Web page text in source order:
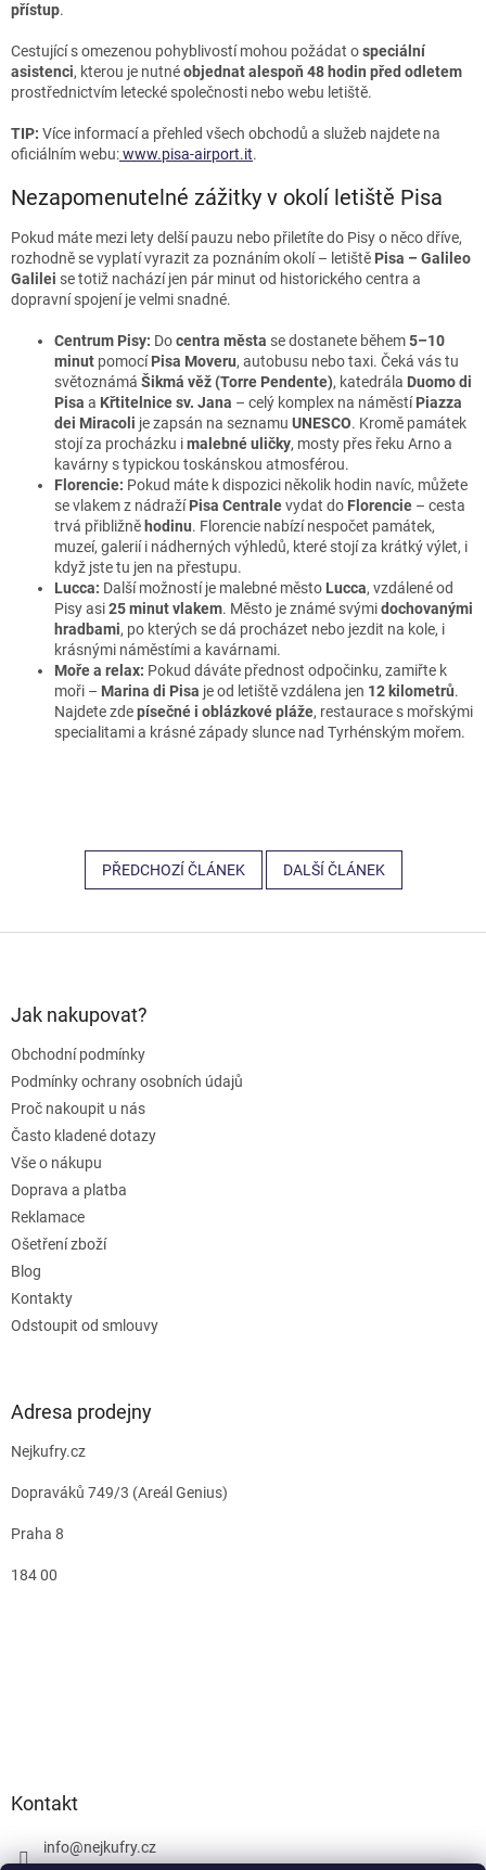
přístup.
Cestující s omezenou pohyblivostí mohou požádat ospeciální
asistenci, kterou je nutnéobjednat alespoň 48 hodin před odletem
prostřednictvím letecké společnosti nebo webu letiště.
TIP: Více informací a přehled všech obchodů a služeb najdete na
oficiálním webu:www.pisa-airport.it.
Nezapomenutelné zážitky v okolí letiště Pisa
Pokud máte mezi lety delší pauzu nebo přiletíte do Pisy o něco dříve,
rozhodně se vyplatí vyrazit za poznáním okolí – letiště Pisa – Galileo
Galilei se totiž nachází jen pár minut od historického centra a
dopravní spojení je velmi snadné.
Centrum Pisy: Docentra města se dostanete během5–10
minut pomocíPisa Moveru, autobusu nebo taxi. Čeká vás tu
světoznámá Šikmá věž (Torre Pendente), katedrála Duomo di
Pisa a Křtitelnice sv. Jana – celý komplex na náměstíPiazza
dei Miracoli je zapsán na seznamu UNESCO. Kromě památek
stojí za procházku imalebné uličky, mosty přes řeku Arno a
kavárny s typickou toskánskou atmosférou.
Florencie: Pokud máte k dispozici několik hodin navíc, můžete
se vlakem z nádražíPisa Centralevydat do Florencie – cesta
trvá přibližně hodinu. Florencie nabízí nespočet památek,
muzeí, galerií i nádherných výhledů, které stojí za krátký výlet, i
když jste tu jen na přestupu.
Lucca: Další možností je malebné město Lucca, vzdálené od
Pisy asi25 minut vlakem. Město je známé svýmidochovanými
hradbami, po kterých se dá procházet nebo jezdit na kole, i
krásnými náměstími a kavárnami.
Moře a relax: Pokud dáváte přednost odpočinku, zamiřte k
moři – Marina di Pisa je od letiště vzdálena jen 12 kilometrů.
Najdete zdepísečné i oblázkové pláže, restaurace s mořskými
specialitami a krásné západy slunce nad Tyrhénským mořem.
PŘEDCHOZÍ ČLÁNEK DALŠÍ ČLÁNEK
Jak nakupovat?
Obchodní podmínky
Podmínky ochrany osobních údajů
Proč nakoupit u nás
Často kladené dotazy
Vše o nákupu
Doprava a platba
Reklamace
Ošetření zboží
Blog
Kontakty
Odstoupit od smlouvy
Adresa prodejny
Nejkufry.cz
Dopraváků 749/3 (Areál Genius)
Praha 8
184 00
Kontakt
info@nejkufry.cz